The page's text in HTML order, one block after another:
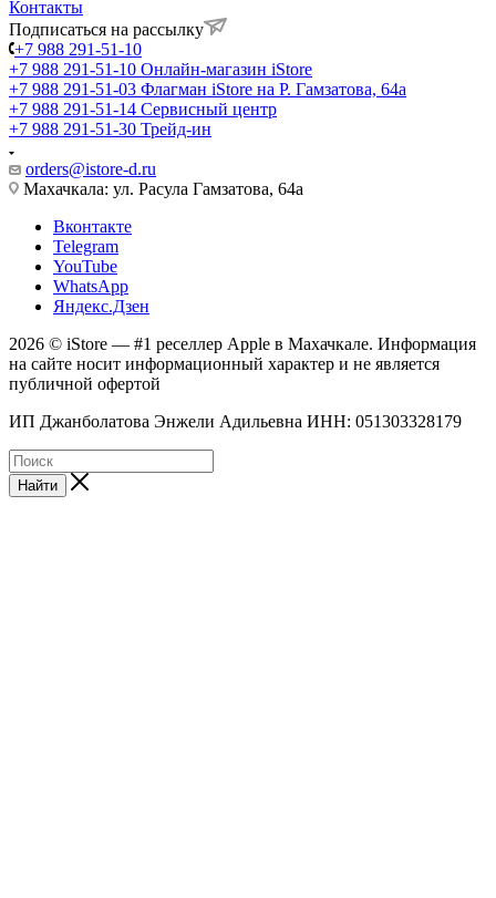
Контакты
Подписаться на рассылку
+7 988 291-51-10
+7 988 291-51-10 Онлайн-магазин iStore
+7 988 291-51-03 Флагман iStore на Р. Гамзатова, 64а
+7 988 291-51-14 Сервисный центр
+7 988 291-51-30 Трейд-ин
orders@istore-d.ru
Махачкала: ул. Расула Гамзатова, 64а
Вконтакте
Telegram
YouTube
WhatsApp
Яндекс.Дзен
2026 © iStore — #1 реселлер Apple в Махачкале. Информация
на сайте носит информационный характер и не является
публичной офертой
ИП Джанболатова Энжели Адильевна ИНН: 051303328179
Найти